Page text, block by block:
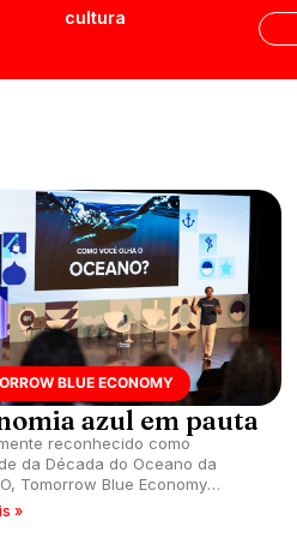
cultura
BLUE ECONOMY
azul em pauta
reconhecido como
da Década do Oceano da
Tomorrow Blue Economy
Niterói (RJ) com iniciativas
»